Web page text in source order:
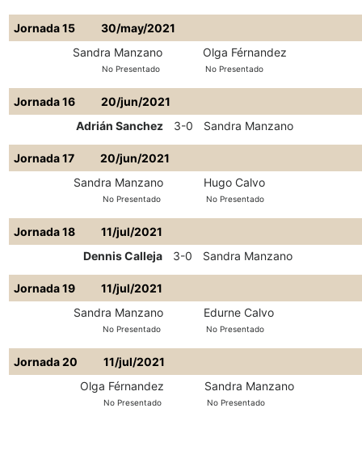
Jornada 15
30/may/2021
Sandra Manzano
No Presentado
Olga Férnandez
No Presentado
Jornada 16
20/jun/2021
Adrián Sanchez
3-0 Sandra Manzano
Jornada 17
20/jun/2021
Sandra Manzano
No Presentado
Hugo Calvo
No Presentado
Jornada 18
11/jul/2021
Dennis Calleja
3-0 Sandra Manzano
Jornada 19
11/jul/2021
Sandra Manzano
No Presentado
Edurne Calvo
No Presentado
Jornada 20
11/jul/2021
Olga Férnandez
No Presentado
Sandra Manzano
No Presentado